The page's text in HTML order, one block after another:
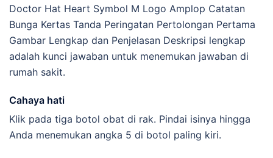
Doctor Hat Heart Symbol M Logo Amplop Catatan
Bunga Kertas Tanda Peringatan Pertolongan Pertama
Gambar Lengkap dan Penjelasan Deskripsi lengkap
adalah kunci jawaban untuk menemukan jawaban di
rumah sakit.
Cahaya hati
Klik pada tiga botol obat di rak. Pindai isinya hingga
Anda menemukan angka 5 di botol paling kiri.